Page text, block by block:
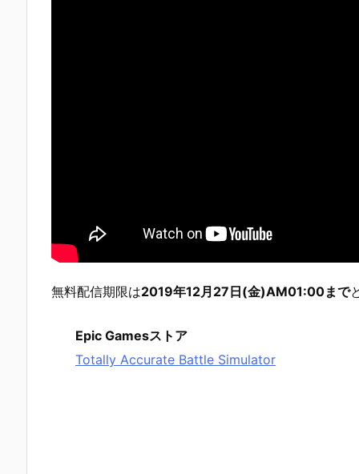
無料配信期限は2019年12月27日(金)AM01:00まで
Epic Gamesストア
Totally Accurate Battle Simulator